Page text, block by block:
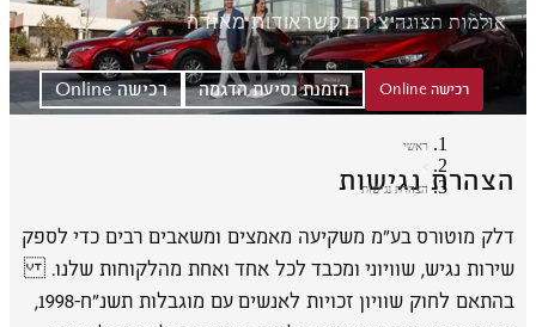
אולמות תצוגהיצירת קשראודות מאזדה
רכישה Online הזמנת נסיעת הדגמה רכישה Online
ראשי
הצהרת נגישות
הצהרת נגישות
דלק מוטורס בע"מ משקיעה מאמצים ומשאבים רבים כדי לספק
שירות נגיש, שוויוני ומכבד לכל אחד ואחת מהלקוחות שלנו.
בהתאם לחוק שוויון זכויות לאנשים עם מוגבלות תשנ״ח-1998,